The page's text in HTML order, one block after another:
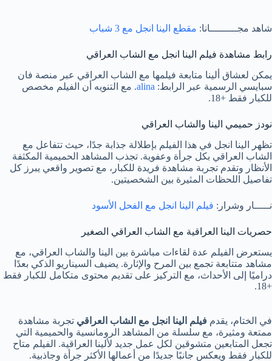
شاهد مجـــــــــانا: مقطع الينا انجل مع 3 شباب
رابط مشاهدة فيلم الينا انجل مع الشاب العراقي
يمكن لعشاق ألينا متابعة فيلمها مع الشاب العراقي عبر منصة فان
سبايسي الرسمية عبر الرابط: alina. مع التنويه أن الفيلم مخصص
للكبار فقط +18.
نودز حميمي الينا والشاب العراقي
تظهر الينا انجل في هذا الفيلم بإطلالة جذابة جدًا، حيث تتفاعل مع
الشاب العراقي بكل جرأة وعفوية. تجذب المشاهد الحميمية المكثفة
الأنظار وتقدم تجربة مشاهدة فريدة للكبار، مع تصوير واقعي يبرز كل
تفاصيل اللحظات المثيرة بين الشخصيتين.
نـــــار وشرار: فيلم الينا انجل مع الفحل الأسود
حصريات الينا العراقية مع الشاب العراقي الصغير
يستعرض الفيلم عدة لقاءات مباشرة بين الينا والشاب العراقي، مع
مشاهد متتابعة تجمع بين المرح والإثارة. يضيف السيناريو الذكي بعدًا
دراميًا إلى الأحداث، مع التركيز على تقديم محتوى متكامل للكبار فقط
+18.
في الختام، يقدم فيلم الينا انجل مع الشاب العراقي تجربة مشاهدة
ممتعة ومثيرة، مع سلسلة من المشاهد الرومانسية والحميمية التي
تجعل المتابعين متشوقين لكل عمل جديد لألينا العراقية. الفيلم متاح
للكبار فقط ويعكس جانبًا جديدًا من أعمالها الأكثر جرأة وجاذبية.